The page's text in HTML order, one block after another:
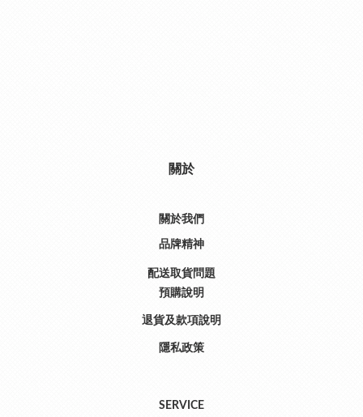
關於
關於我們
品牌精神
配送取貨問題
預購說明
退貨及款項說明
隱私政策
SERVICE